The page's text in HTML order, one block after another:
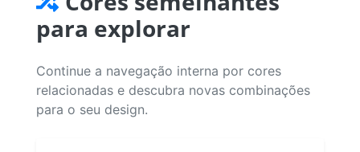
para explorar
Continue a navegação interna por cores
relacionadas e descubra novas combinações
para o seu design.